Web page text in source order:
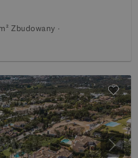
Zbudowany